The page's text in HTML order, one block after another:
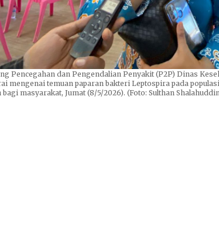
Pencegahan dan Pengendalian Penyakit (P2P) Dinas
mengenai temuan paparan bakteri Leptospira pada
bagi masyarakat, Jumat (8/5/2026). (Foto: Sulthan